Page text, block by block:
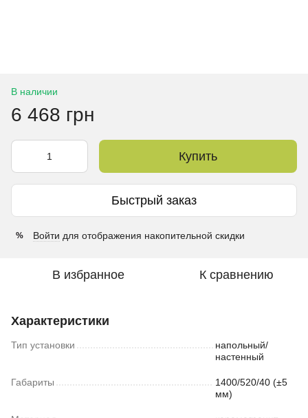
В наличии
6 468 грн
Купить
Быстрый заказ
% Войти для отображения накопительной скидки
В избранное К сравнению
Характеристики
Тип установки
напольный/
настенный
Габариты
1400/520/40 (±5
мм)